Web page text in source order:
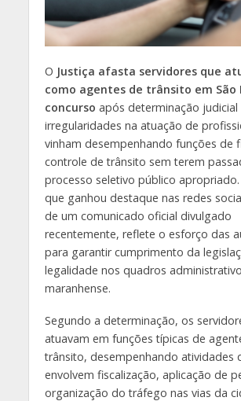
O Justiça afasta servidores que
como agentes de trânsito em São
concurso após determinação
irregularidades na atuação de
vinham desempenhando funções de
controle de trânsito sem terem
processo seletivo público
que ganhou destaque nas redes
de um comunicado oficial divulgado
recentemente, reflete o esforço das
para garantir cumprimento da
legalidade nos quadros
maranhense.
Segundo a determinação, os
atuavam em funções típicas de
trânsito, desempenhando atividades
envolvem fiscalização, aplicação de
organização do tráfego nas vias da